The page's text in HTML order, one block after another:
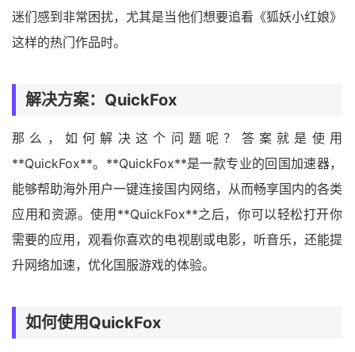
迷们感到非常困扰，尤其是当他们想要追看《狐妖小红娘》
这样的热门作品时。
解决方案：QuickFox
那么，如何解决这个问题呢？答案就是使用
**QuickFox**。**QuickFox**是一款专业的回国加速器，
能够帮助海外用户一键连接国内网络，从而畅享国内的各类
应用和资源。使用**QuickFox**之后，你可以轻松打开你
需要的应用，观看你喜欢的电视剧或电影，听音乐，还能提
升网络加速，优化国服游戏的体验。
如何使用QuickFox